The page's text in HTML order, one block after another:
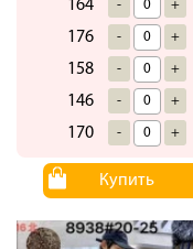
164 - +
176 - +
158 - +
146 - +
170 - +
Купить